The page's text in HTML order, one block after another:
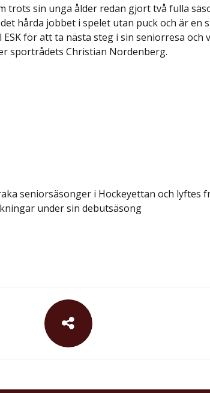
trots sin unga ålder redan gjort två fulla
hårda jobbet i spelet utan puck och är en
för att ta nästa steg i sin seniorresa och
sportrådets Christian Nordenberg.
seniorsäsonger i Hockeyettan och lyftes
under sin debutsäsong